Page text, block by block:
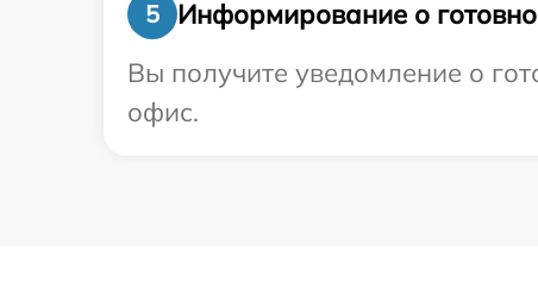
5
Информирование о
Вы получите уведомление о
офис.